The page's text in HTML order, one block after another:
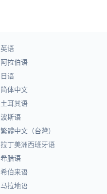
英语
阿拉伯语
日语
简体中文
土耳其语
波斯语
繁體中文（台灣）
拉丁美洲西班牙语
希腊语
希伯来语
马拉地语